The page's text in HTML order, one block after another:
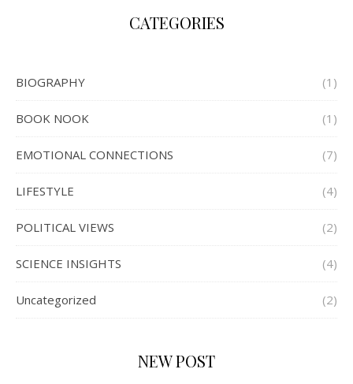
CATEGORIES
BIOGRAPHY (1)
BOOK NOOK (1)
EMOTIONAL CONNECTIONS (7)
LIFESTYLE (4)
POLITICAL VIEWS (2)
SCIENCE INSIGHTS (4)
Uncategorized (2)
NEW POST